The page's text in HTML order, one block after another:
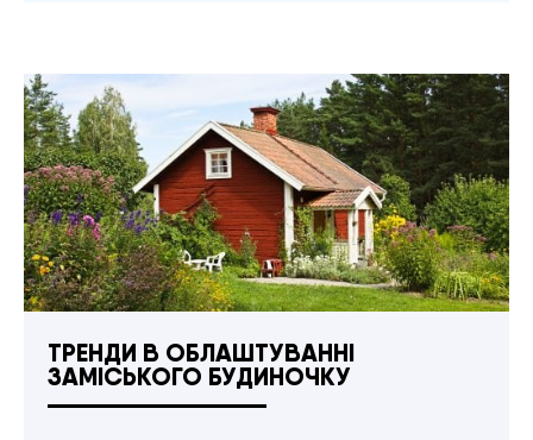
ТРЕНДИ В ОБЛАШТУВАННІ
ЗАМІСЬКОГО БУДИНОЧКУ